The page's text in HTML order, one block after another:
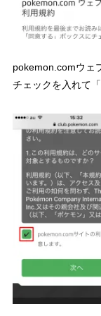
pokemon.comウェ
チェックを入れて